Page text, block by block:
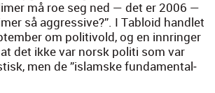
må roe seg ned — det er 2006 —
så aggres­sive?”. I Tabloid han­dlet
om poli­tivold, og en innringer
det ikke var norsk poli­ti som var
men de ”islamske fun­da­men­tal­